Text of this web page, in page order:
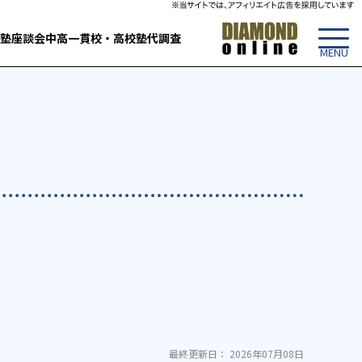
座談会中高一貫校・高校塾代調査
最終更新日： 2026年07月08日